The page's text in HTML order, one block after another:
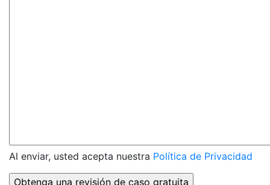
Al enviar, usted acepta nuestra Política de Privacidad